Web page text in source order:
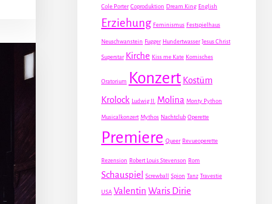
Cole Porter Coproduktion Dream King English
Erziehung Feminismus Festspielhaus
Neuschwanstein Fugger Hundertwasser Jesus Christ
Superstar Kirche Kiss me Kate Komisches
Oratorium Konzert Kostüm
Krolock Ludwig II. Molina Monty Python
Musicalkonzert Mythos Nachtclub Operette
Premiere Queer Revueoperette
Rezension Robert Louis Stevenson Rom
Schauspiel Screwball Spion Tanz Travestie
USA Valentin Waris Dirie